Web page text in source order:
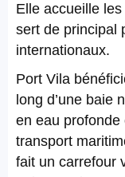
Elle accueille
sert de principal
internationaux.
Port Vila
long d’une baie
en eau
transport
fait un carrefour